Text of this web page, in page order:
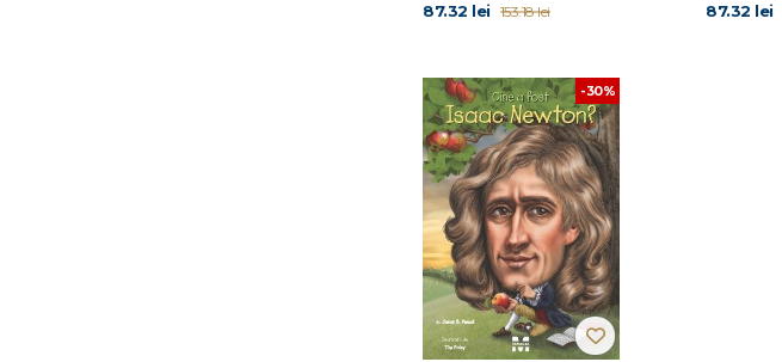
87.32 lei 153.18 lei 87.32 lei
-30%